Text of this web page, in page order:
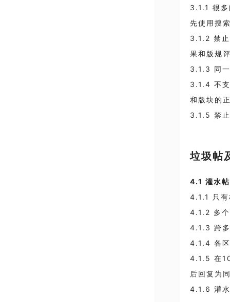
3.1.1 很多
先使用搜
3.1.2 禁
果和版规
3.1.3 同
3.1.4 不
和版块的
3.1.5 禁
垃圾帖
4.1 灌水
4.1.1
只
4.1.2 多
4.1.3 跨
4.1.4 各
4.1.5 在
后回复为
4.1.6 灌